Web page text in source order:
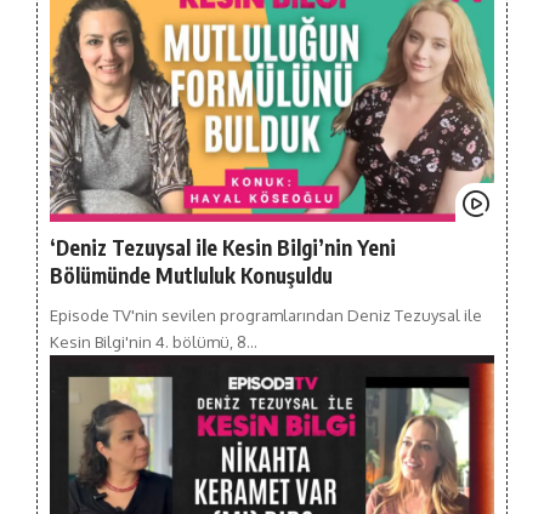
‘Deniz Tezuysal ile Kesin Bilgi’nin Yeni
Bölümünde Mutluluk Konuşuldu
Episode TV'nin sevilen programlarından Deniz Tezuysal ile
Kesin Bilgi'nin 4. bölümü, 8…